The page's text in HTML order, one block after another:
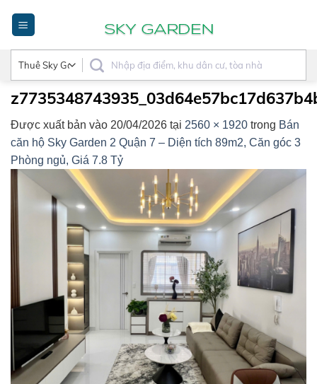
dung
Được xuất bản vào 20/04/2026 tại 2560 × 1920 trong Bán
căn hộ Sky Garden 2 Quận 7 – Diện tích 89m2, Căn góc 3
Phòng ngủ, Giá 7.8 Tỷ